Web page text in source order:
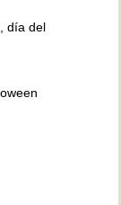
día del